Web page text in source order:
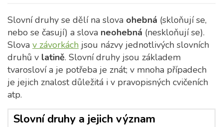
Slovní druhy se dělí na slova ohebná (skloňují se,
nebo se časují) a slova neohebná (neskloňují se).
Slova v závorkách jsou názvy jednotlivých slovních
druhů v latině. Slovní druhy jsou základem
tvarosloví a je potřeba je znát; v mnoha případech
je jejich znalost důležitá i v pravopisných cvičeních
atp.
Slovní druhy a jejich význam